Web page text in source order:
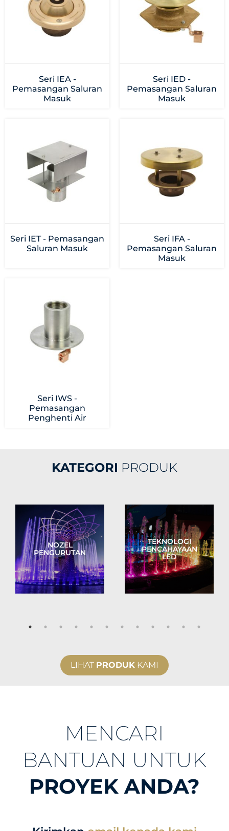
Seri IEA -
Pemasangan Saluran
Masuk
Seri IED -
Pemasangan Saluran
Masuk
Seri IET - Pemasangan
Saluran Masuk
Seri IFA -
Pemasangan Saluran
Masuk
Seri IWS -
Pemasangan
Penghenti Air
KATEGORI PRODUK
NOZEL
PENGURUTAN
TEKNOLOGI
PENCAHAYAAN
LED
LIHAT PRODUK KAMI
MENCARI
BANTUAN UNTUK
PROYEK ANDA?